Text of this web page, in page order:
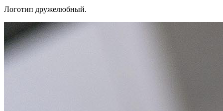
Логотип дружелюбный.